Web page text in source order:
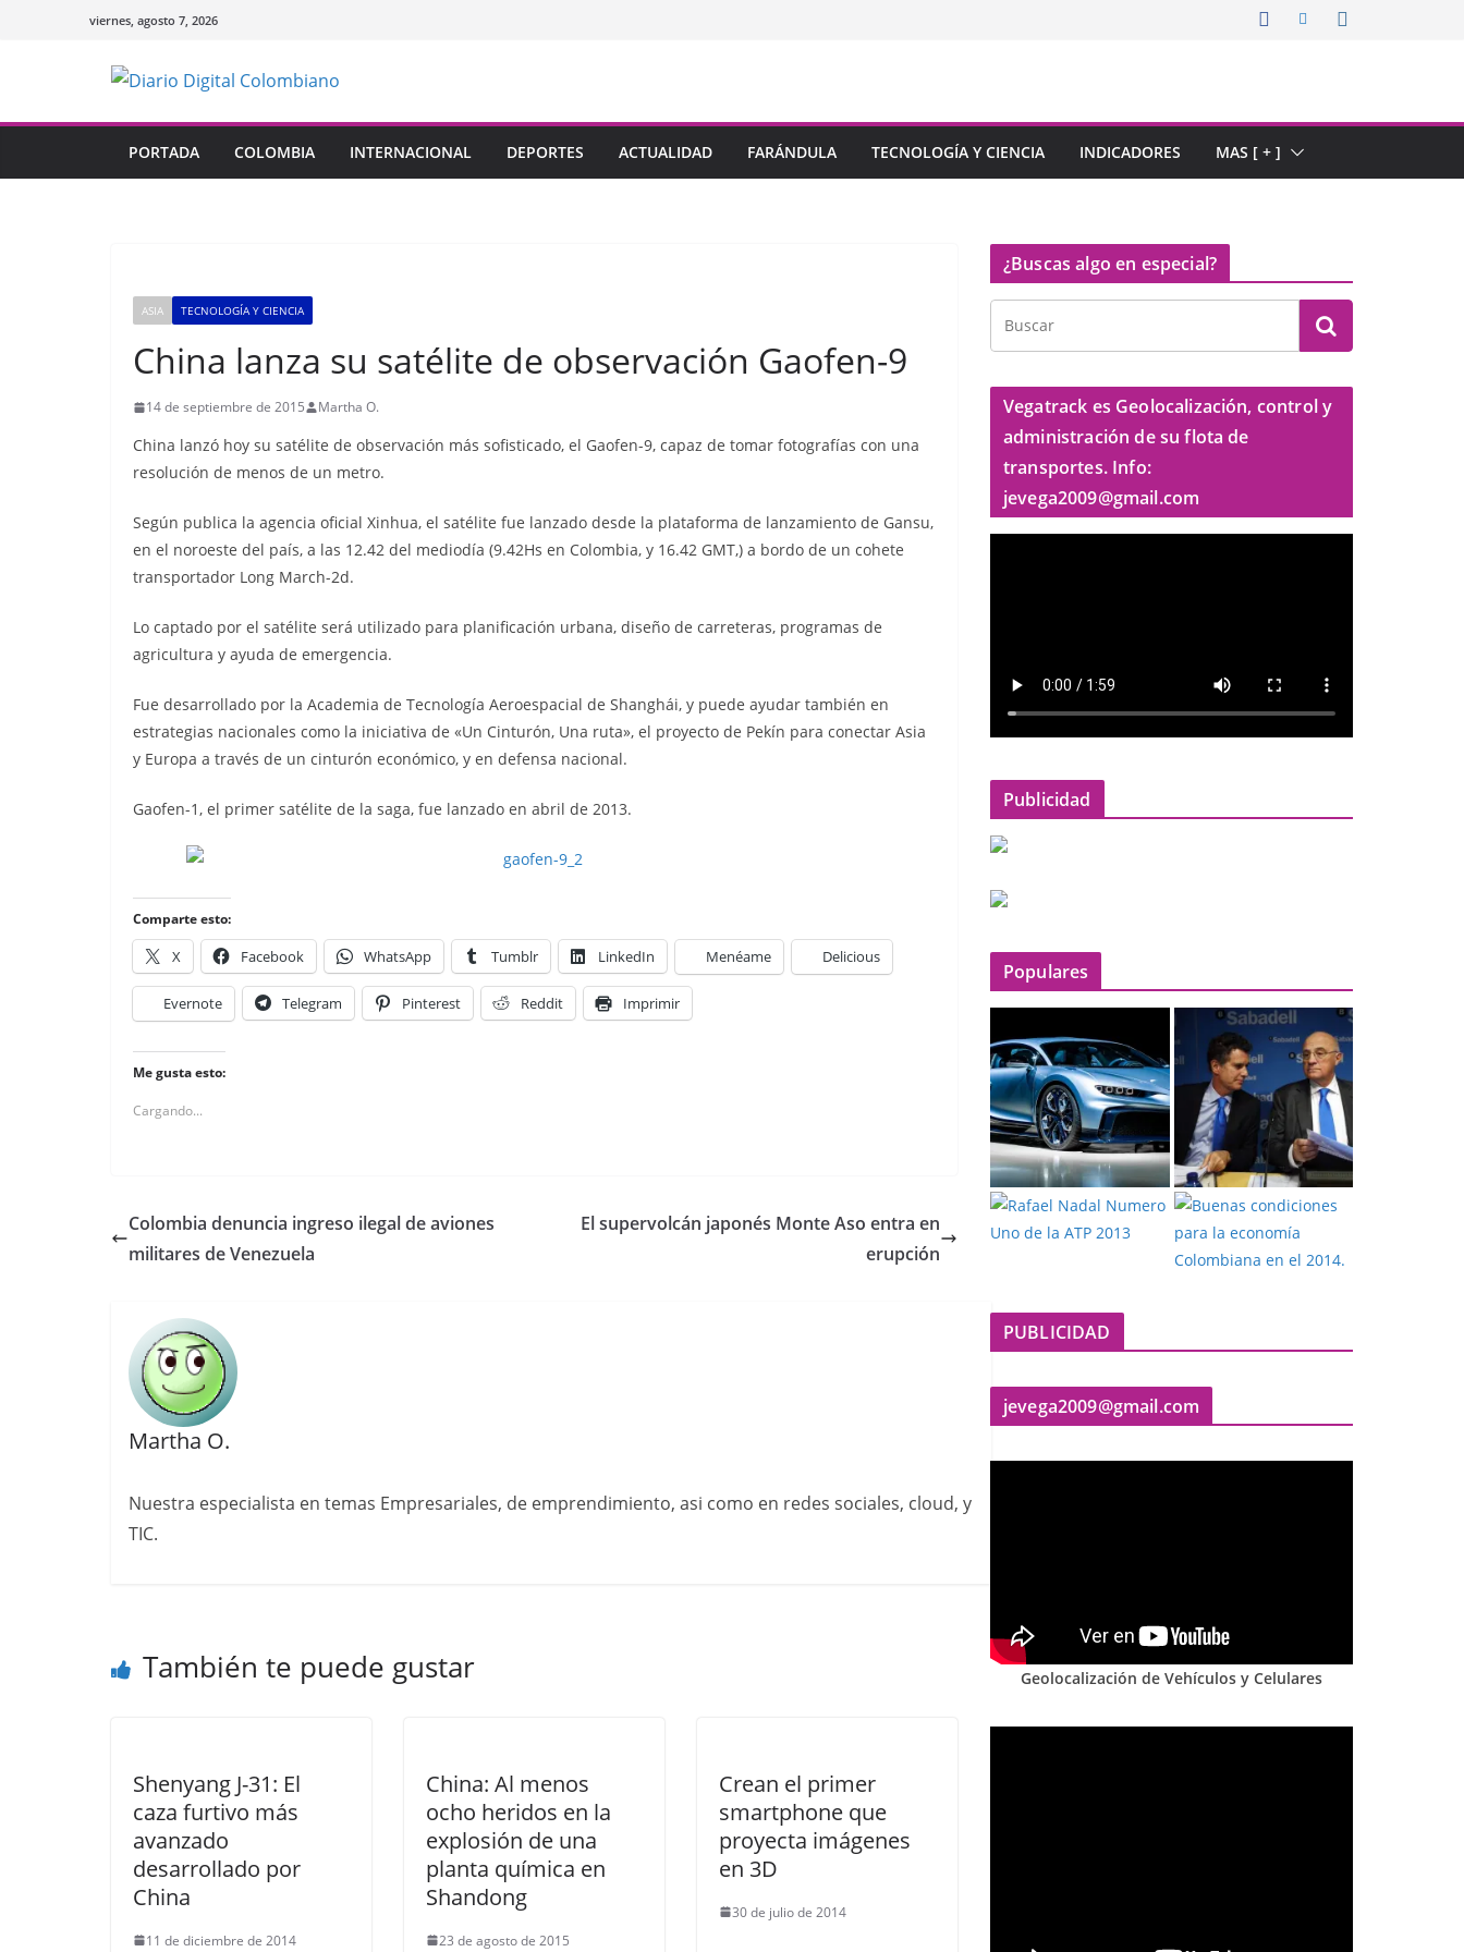
viernes, agosto 7, 2026
PORTADA COLOMBIA INTERNACIONAL DEPORTES ACTUALIDAD FARÁNDULA TECNOLOGÍA Y CIENCIA INDICADORES MAS [ + ]
ASIA TECNOLOGÍA Y CIENCIA
China lanza su satélite de observación Gaofen-9
14 de septiembre de 2015 Martha O.
China lanzó hoy su satélite de observación más sofisticado, el Gaofen-9, capaz de tomar fotografías con una
resolución de menos de un metro.
Según publica la agencia oficial Xinhua, el satélite fue lanzado desde la plataforma de lanzamiento de Gansu,
en el noroeste del país, a las 12.42 del mediodía (9.42Hs en Colombia, y 16.42 GMT,) a bordo de un cohete
transportador Long March-2d.
Lo captado por el satélite será utilizado para planificación urbana, diseño de carreteras, programas de
agricultura y ayuda de emergencia.
Fue desarrollado por la Academia de Tecnología Aeroespacial de Shanghái, y puede ayudar también en
estrategias nacionales como la iniciativa de «Un Cinturón, Una ruta», el proyecto de Pekín para conectar Asia
y Europa a través de un cinturón económico, y en defensa nacional.
Gaofen-1, el primer satélite de la saga, fue lanzado en abril de 2013.
Comparte esto:
X Facebook WhatsApp Tumblr LinkedIn Menéame Delicious
Evernote Telegram Pinterest Reddit Imprimir
Me gusta esto:
Cargando...
Colombia denuncia ingreso ilegal de aviones
militares de Venezuela
El supervolcán japonés Monte Aso entra en
erupción
Martha O.
Nuestra especialista en temas Empresariales, de emprendimiento, asi como en redes sociales, cloud, y
TIC.
También te puede gustar
Shenyang J-31: El
caza furtivo más
avanzado
desarrollado por
China
11 de diciembre de 2014
China: Al menos
ocho heridos en la
explosión de una
planta química en
Shandong
23 de agosto de 2015
Crean el primer
smartphone que
proyecta imágenes
en 3D
30 de julio de 2014
¿Buscas algo en especial?
Vegatrack es Geolocalización, control y
administración de su flota de
transportes. Info:
jevega2009@gmail.com
Publicidad
Populares
PUBLICIDAD
jevega2009@gmail.com
Geolocalización de Vehículos y Celulares